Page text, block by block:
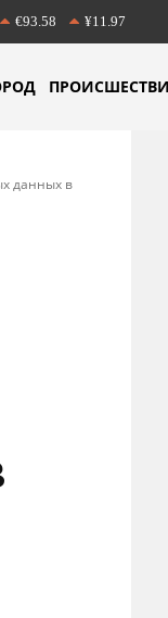
€93.58 ¥11.97
данных в